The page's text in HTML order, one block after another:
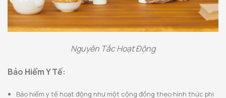
Nguyên Tắc Hoạt Động
Bảo Hiểm Y Tế:
Bảo hiểm y tế hoạt động như một cộng đồng theo hình thức phi